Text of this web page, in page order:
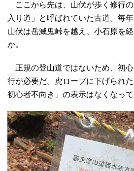
ここから先は、山伏が歩く修行
入り道」と呼ばれていた古道。毎
山伏は岳滅鬼峠を越え、小石原を
か。
正規の登山道ではないため、初
行が必要だ。虎ロープに下げられ
初心者不向き」の表示はなくなって